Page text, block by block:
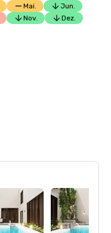
Mai.
Jun.
Nov. Dez.